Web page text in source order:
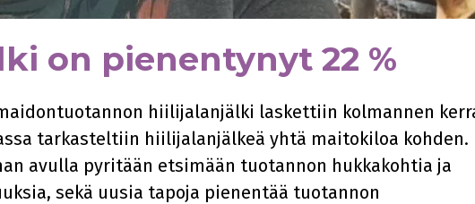
on pienentynyt 22 %
hiilijalanjälki laskettiin kolmannen
tarkasteltiin hiilijalanjälkeä yhtä maitokiloa kohden.
avulla pyritään etsimään tuotannon hukkakohtia ja
sekä uusia tapoja pienentää tuotannon